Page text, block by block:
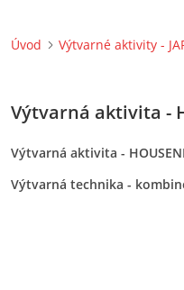
Úvod Výtvarné aktivity -
Výtvarná aktivita -
Výtvarná aktivita -
Výtvarná technika -